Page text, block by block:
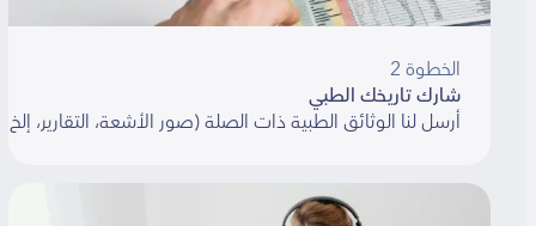
الخطوة 2
شارك تاريخك الطبي
أرسل لنا الوثائق الطبية ذات الصلة (صور الأشعة، التقارير، إلخ).